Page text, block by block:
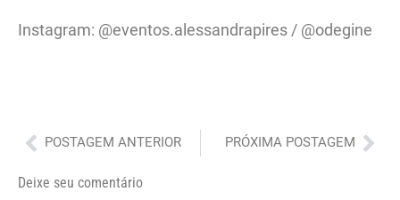
Instagram: @eventos.alessandrapires / @odegine
Anterior
POSTAGEM ANTERIOR PRÓXIMA POSTAGEM
Deixe seu comentário